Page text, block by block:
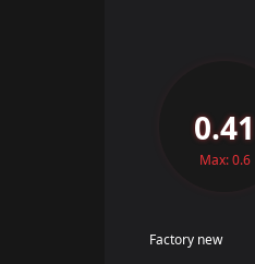
0.41
Max: 0.6
Factory new